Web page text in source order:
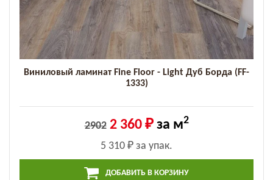
Виниловый ламинат Fine Floor - Light Дуб Борда (FF-
1333)
2902 2 360 ₽за м2
5 310 ₽ за упак.
ДОБАВИТЬ В КОРЗИНУ